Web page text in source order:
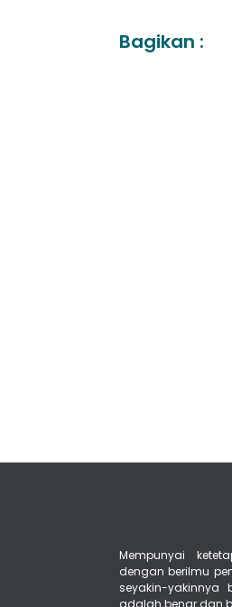
Bagikan :
Mempunyai
dengan berilmu
seyakin-yakinnya
adalah benar dan